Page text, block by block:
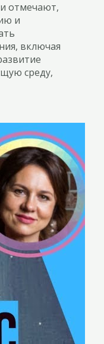
отмечают,
и
включая
среду,